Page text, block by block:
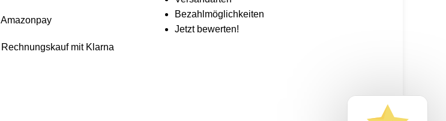
Amazonpay
Rechnungskauf mit Klarna
Bezahlmöglichkeiten
Jetzt bewerten!